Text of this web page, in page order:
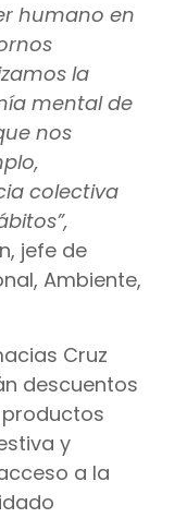
humano en
la
mental de
nos
colectiva
jefe de
Ambiente,
Cruz
descuentos
y
a la